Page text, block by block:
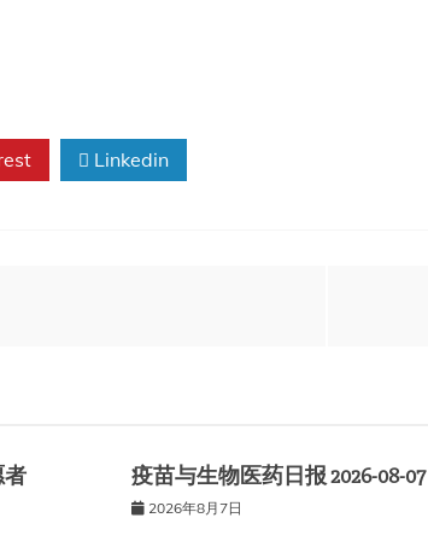
Linkedin
者
疫苗与生物医药日报 2026-08-07
2026年8月7日